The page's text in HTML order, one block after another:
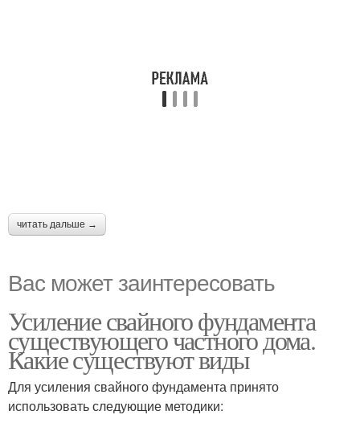
читать дальше →
Вас может заинтересовать
Усиление свайного фундамента
существующего частного дома.
Какие существуют виды
Для усиления свайного фундамента принято
использовать следующие методики: